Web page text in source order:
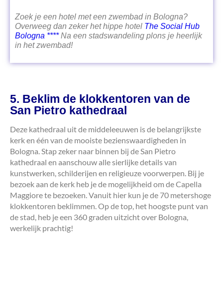
Zoek je een hotel met een zwembad in Bologna?
Overweeg dan zeker het hippe hotel The Social Hub
Bologna ****Na een stadswandeling plons je heerlijk
in het zwembad!
5. Beklim de klokkentoren van de
San Pietro kathedraal
Deze kathedraal uit de middeleeuwen is de belangrijkste
kerk en één van de mooiste bezienswaardigheden in
Bologna. Stap zeker naar binnen bij de San Pietro
kathedraal en aanschouw alle sierlijke details van
kunstwerken, schilderijen en religieuze voorwerpen. Bij je
bezoek aan de kerk heb je de mogelijkheid om de Capella
Maggiore te bezoeken. Vanuit hier kun je de 70 metershoge
klokkentoren beklimmen. Op de top, het hoogste punt van
de stad, heb je een 360 graden uitzicht over Bologna,
werkelijk prachtig!